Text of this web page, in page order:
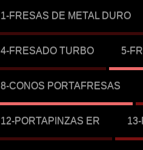
1-FRESAS DE METAL DURO
4-FRESADO TURBO 5-
8-CONOS PORTAFRESAS
12-PORTAPINZAS ER